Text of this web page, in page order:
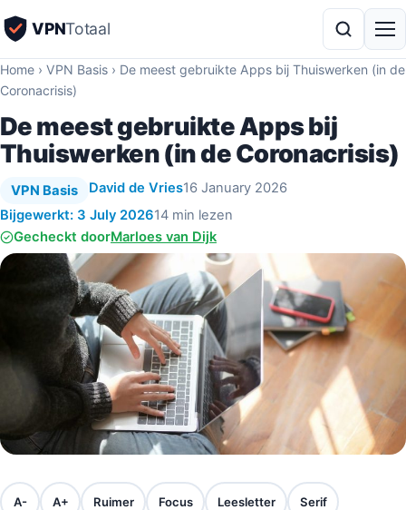
VPNTotaal
Home › VPN Basis › De meest gebruikte Apps bij Thuiswerken (in de
Coronacrisis)
De meest gebruikte Apps bij
Thuiswerken (in de Coronacrisis)
VPN Basis David de Vries16 January 2026
Bijgewerkt: 3 July 202614 min lezen
Gecheckt doorMarloes van Dijk
A- A+ Ruimer Focus Leesletter Serif